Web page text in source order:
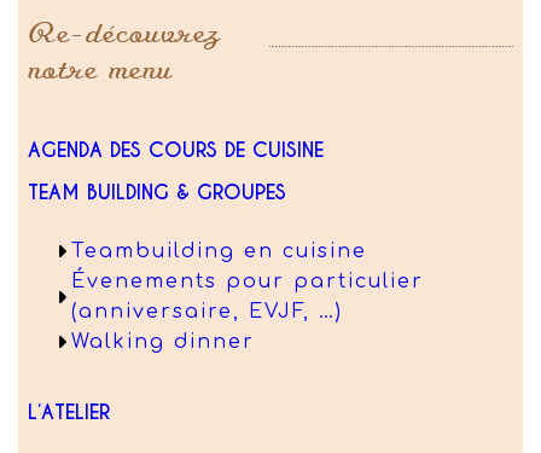
Re-découvrez
notre menu
AGENDA DES COURS DE CUISINE
TEAM BUILDING & GROUPES
Teambuilding en cuisine
Évenements pour particulier
(anniversaire, EVJF, …)
Walking dinner
L’ATELIER